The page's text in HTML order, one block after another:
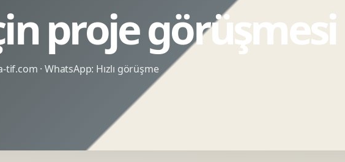
proje görüşmesi
tif.com · WhatsApp: Hızlı görüşme